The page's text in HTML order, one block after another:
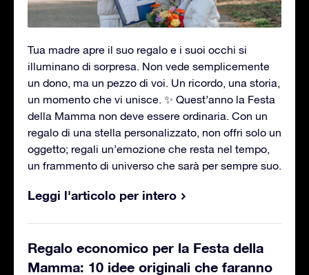
Tua madre apre il suo regalo e i suoi occhi si
illuminano di sorpresa. Non vede semplicemente
un dono, ma un pezzo di voi. Un ricordo, una storia,
un momento che vi unisce. ✨ Quest’anno la Festa
della Mamma non deve essere ordinaria. Con un
regalo di una stella personalizzato, non offri solo un
oggetto; regali un’emozione che resta nel tempo,
un frammento di universo che sarà per sempre suo.
Leggi l'articolo per intero
Regalo economico per la Festa della
Mamma: 10 idee originali che faranno